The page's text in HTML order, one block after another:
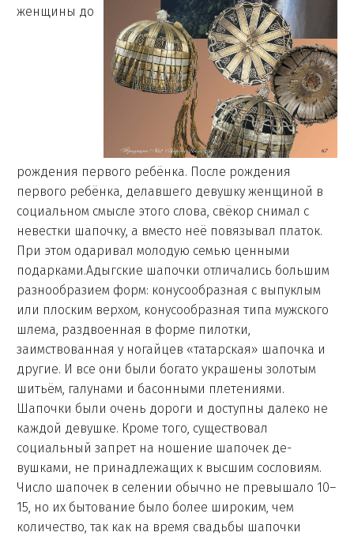
женщины до
рождения первого ребёнка. После рождения
первого ребёнка, делавшего девушку женщиной в
социальном смысле этого слова, свёкор снимал с
невестки шапочку, а вместо неё повязывал платок.
При этом одаривал молодую семью ценными
подарками.Адыгские шапочки отличались большим
разнообразием форм: конусообразная с выпуклым
или плоским верхом, конусообразная типа мужского
шлема, раздвоенная в форме пилотки,
заимствованная у ногайцев «татарская» шапочка и
другие. И все они были богато украшены золотым
шитьём, галунами и басонными плетениями.
Шапочки были очень дороги и доступны далеко не
каждой девушке. Кроме того, существовал
социальный запрет на ношение шапочек де-
вушками, не принадлежащих к высшим сословиям.
Число шапочек в селении обычно не превышало 10–
15, но их бытование было более широким, чем
количество, так как на время свадьбы шапочки